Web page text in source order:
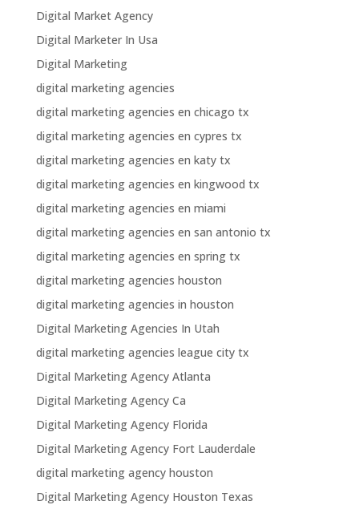
Digital Market Agency
Digital Marketer In Usa
Digital Marketing
digital marketing agencies
digital marketing agencies en chicago tx
digital marketing agencies en cypres tx
digital marketing agencies en katy tx
digital marketing agencies en kingwood tx
digital marketing agencies en miami
digital marketing agencies en san antonio tx
digital marketing agencies en spring tx
digital marketing agencies houston
digital marketing agencies in houston
Digital Marketing Agencies In Utah
digital marketing agencies league city tx
Digital Marketing Agency Atlanta
Digital Marketing Agency Ca
Digital Marketing Agency Florida
Digital Marketing Agency Fort Lauderdale
digital marketing agency houston
Digital Marketing Agency Houston Texas